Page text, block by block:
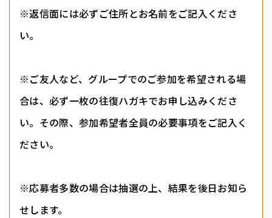
※返信面には必ずご住所とお名前をご記入くださ
い。
※ご友人など、グループでのご参加を希望される場
合は、必ず一枚の往復ハガキでお申し込みくださ
い。その際、参加希望者全員の必要事項をご記入く
ださい。
※応募者多数の場合は抽選の上、結果を後日お知ら
せします。